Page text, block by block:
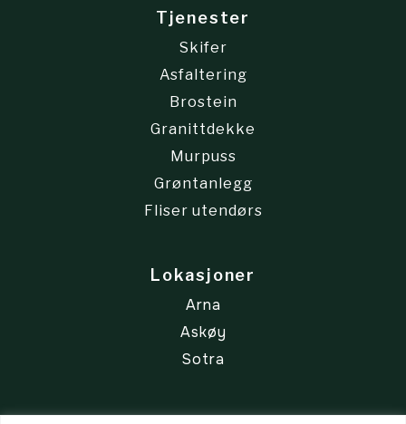
Tjenester
Skifer
Asfaltering
Brostein
Granittdekke
Murpuss
Grøntanlegg
Fliser utendørs
Lokasjoner
Arna
Askøy
Sotra